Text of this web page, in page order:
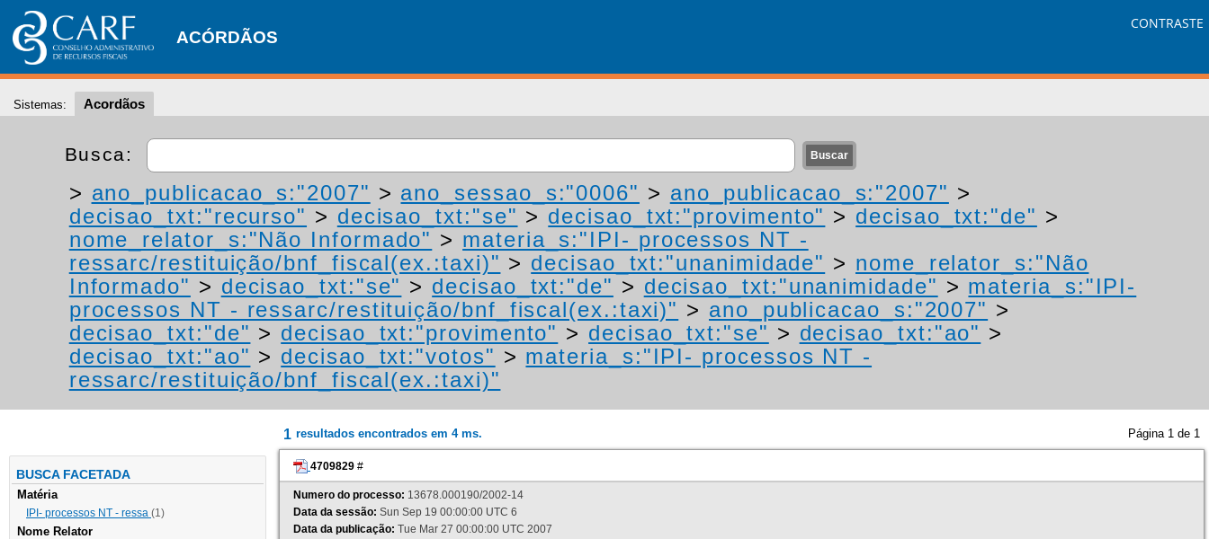
ACÓRDÃOS
CONTRASTE
Sistemas: Acordãos
Busca:
> ano_publicacao_s:"2007" > ano_sessao_s:"0006" > ano_publicacao_s:"2007" >
decisao_txt:"recurso" > decisao_txt:"se" > decisao_txt:"provimento" > decisao_txt:"de" >
nome_relator_s:"Não Informado" > materia_s:"IPI- processos NT -
ressarc/restituição/bnf_fiscal(ex.:taxi)" > decisao_txt:"unanimidade" > nome_relator_s:"Não
Informado" > decisao_txt:"se" > decisao_txt:"de" > decisao_txt:"unanimidade" > materia_s:"IPI-
processos NT - ressarc/restituição/bnf_fiscal(ex.:taxi)" > ano_publicacao_s:"2007" >
decisao_txt:"de" > decisao_txt:"provimento" > decisao_txt:"se" > decisao_txt:"ao" >
decisao_txt:"ao" > decisao_txt:"votos" > materia_s:"IPI- processos NT -
ressarc/restituição/bnf_fiscal(ex.:taxi)"
BUSCA FACETADA
Matéria
IPI- processos NT - ressa (1)
Nome Relator
1 resultados encontrados em 4 ms. Página 1 de 1
4709829 #
Numero do processo: 13678.000190/2002-14
Data da sessão: Sun Sep 19 00:00:00 UTC 6
Data da publicação: Tue Mar 27 00:00:00 UTC 2007